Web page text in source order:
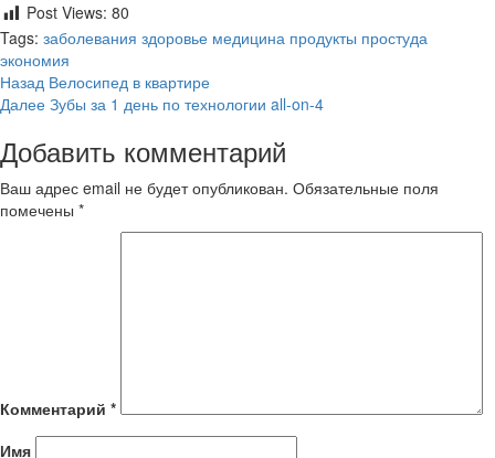
Post Views: 80
Tags: заболевания здоровье медицина продукты простуда
экономия
Продолжить
чтение
Назад Велосипед в квартире
Далее Зубы за 1 день по технологии all-on-4
Добавить комментарий
Ваш адрес email не будет опубликован. Обязательные поля
помечены *
Комментарий *
Имя